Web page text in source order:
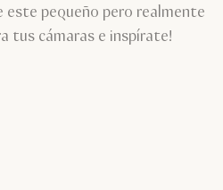
pequeño pero realmente
tus cámaras e inspírate!